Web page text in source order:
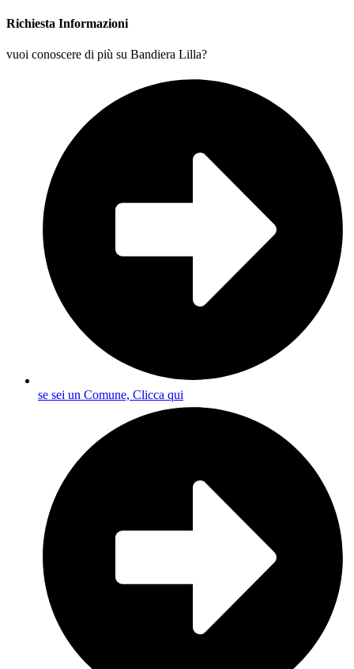
Richiesta Informazioni
vuoi conoscere di più su Bandiera Lilla?
se sei un Comune, Clicca qui